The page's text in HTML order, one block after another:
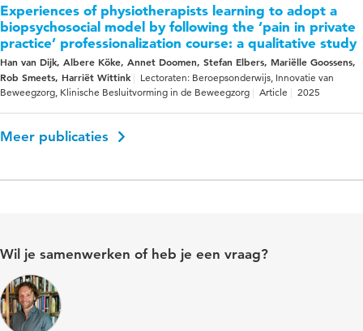
Experiences of physiotherapists learning to adopt a
biopsychosocial model by following the ‘pain in private
practice’ professionalization course: a qualitative study
Han van Dijk, Albere Köke, Annet Doomen, Stefan Elbers, Mariëlle Goossens,
Rob Smeets, Harriët Wittink
Lectoraten: Beroepsonderwijs, Innovatie van
Beweegzorg, Klinische Besluitvorming in de Beweegzorg
Article 2025
Meer publicaties
Wil je samenwerken of heb je een vraag?